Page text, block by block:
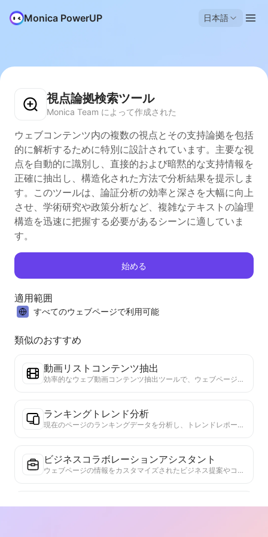
Monica PowerUP 日本語
視点論拠検索ツール
Monica Team によって作成された
ウェブコンテンツ内の複数の視点とその支持論拠を包括
的に解析するために特別に設計されています。主要な視
点を自動的に識別し、直接的および暗黙的な支持情報を
正確に抽出し、構造化された方法で分析結果を提示しま
す。このツールは、論証分析の効率と深さを大幅に向上
させ、学術研究や政策分析など、複雑なテキストの論理
構造を迅速に把握する必要があるシーンに適していま
す。
始める
適用範囲
すべてのウェブページで利用可能
類似のおすすめ
動画リストコンテンツ抽出
効率的なウェブ動画コンテンツ抽出ツールで、ウェブページを迅速にスキャンし、動画情報を構造化されたMarkdownテーブルに整理します。
ランキングトレンド分析
現在のページのランキングデータを分析し、トレンドレポートを生成します。人気のカテゴリ、急成長している製品タイプ、新興技術を特定します。最新の製品トレンドと市場動向を理解するための即時市場インサイトを提供します。
ビジネスコラボレーションアシスタント
ウェブページの情報をカスタマイズされたビジネス提案やコラボレーションメッセージに変換し、既成のテンプレートとフォローガイドを提供して、協力プロセスを簡素化します。
業界競争研究